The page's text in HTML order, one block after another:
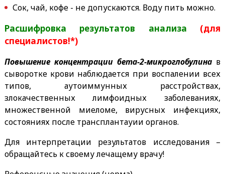
Сок, чай, кофе - не допускаются. Воду пить можно.
Расшифровка результатов анализа (для
специалистов!*)
Повышение концентрации бета-2-микроглобулина в
сыворотке крови наблюдается при воспалении всех
типов, аутоиммунных расстройствах,
злокачественных лимфоидных заболеваниях,
множественной миеломе, вирусных инфекциях,
состояниях после трансплантауии органов.
Для интерпретации результатов исследования –
обращайтесь к своему лечащему врачу!